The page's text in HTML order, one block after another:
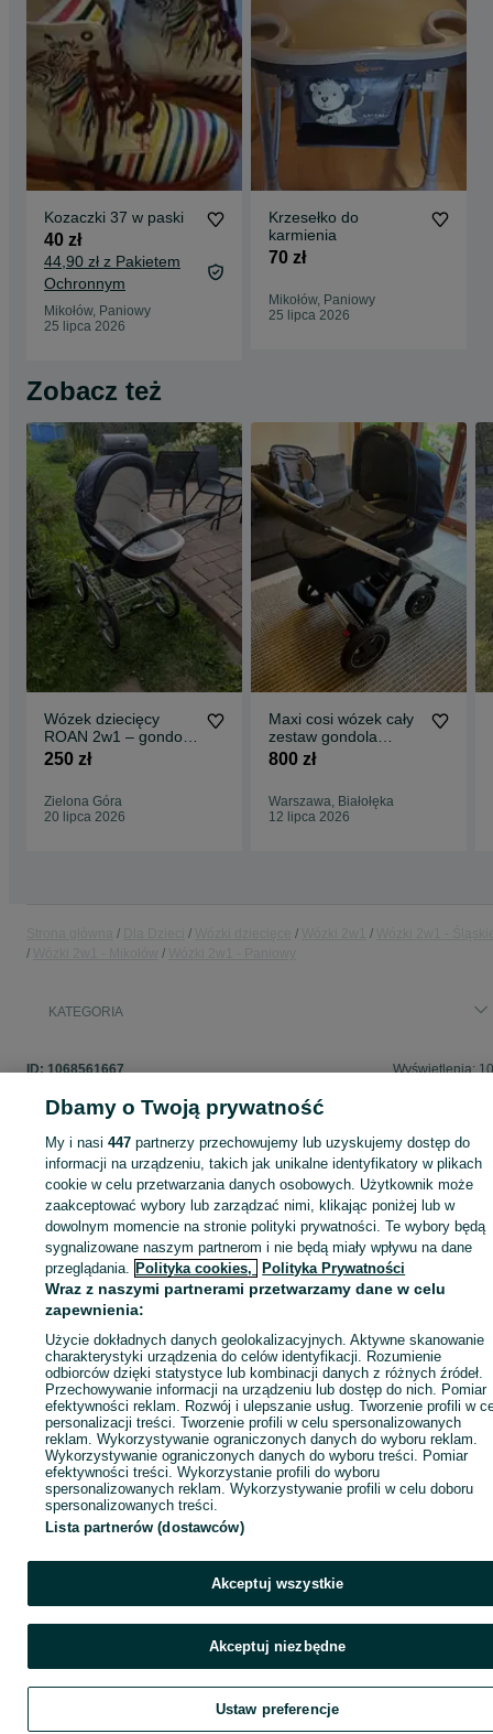
Kozaczki 37 w paski
40 zł
44,90 zł z Pakietem
Ochronnym
Mikołów, Paniowy
25 lipca 2026
Krzesełko do
karmienia
70 zł
Mikołów, Paniowy
25 lipca 2026
Zobacz też
Wózek dziecięcy
ROAN 2w1 – gondola
+ spacerówka |
250 zł
Zielona Góra
20 lipca 2026
Maxi cosi wózek cały
zestaw gondola
spacerówka nosidełko
800 zł
Warszawa, Białołęka
12 lipca 2026
KATEGORIA
ID:1068561667 Wyświetlenia:
Zaloguj się lub załóż konto na OLX, aby skontaktować się z
sprzedającym
Zaloguj się / Załóż konto
Zadzwoń / SMS
Dbamy o Twoją prywatność
My i nasi447 partnerzy przechowujemy lub uzyskujemy dostęp do
informacji na urządzeniu, takich jak unikalne identyfikatory w plikach
cookie w celu przetwarzania danych osobowych. Użytkownik może
zaakceptować wybory lub zarządzać nimi, klikając poniżej lub w
dowolnym momencie na stronie polityki prywatności. Te wybory będą
sygnalizowane naszym partnerom i nie będą miały wpływu na dane
przeglądania. Polityka cookies, Polityka Prywatności
Wraz z naszymi partnerami przetwarzamy dane w celu
zapewnienia:
Użycie dokładnych danych geolokalizacyjnych. Aktywne skanowanie
charakterystyki urządzenia do celów identyfikacji. Rozumienie
odbiorców dzięki statystyce lub kombinacji danych z różnych źródeł.
Przechowywanie informacji na urządzeniu lub dostęp do nich. Pomiar
efektywności reklam. Rozwój i ulepszanie usług. Tworzenie profili w
personalizacji treści. Tworzenie profili w celu spersonalizowanych
reklam. Wykorzystywanie ograniczonych danych do wyboru reklam.
Wykorzystywanie ograniczonych danych do wyboru treści. Pomiar
efektywności treści. Wykorzystanie profili do wyboru
spersonalizowanych reklam. Wykorzystywanie profili w celu doboru
spersonalizowanych treści.
Lista partnerów (dostawców)
Akceptuj wszystkie
Akceptuj niezbędne
Ustaw preferencje